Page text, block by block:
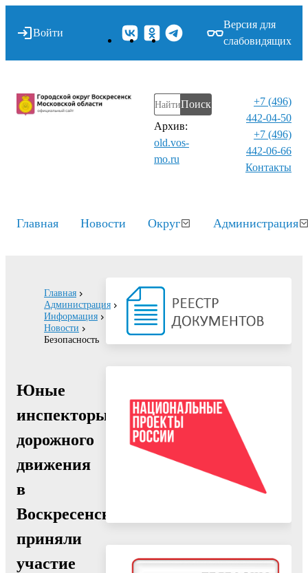
Войти
Версия для
слабовидящих
Поиск
Архив:
old.vos-
mo.ru
+7 (496)
442-04-50
+7 (496)
442-06-66
Контакты⁠
Главная Новости Округ Администрация
Главная
Администрация
Информация
Новости
Безопасность
Юные
инспекторы
дорожного
движения
в
Воскресенске
приняли
участие